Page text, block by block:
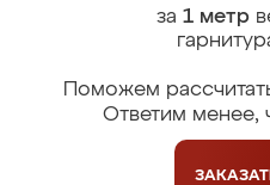
за 1 метр
Поможем
Ответим менее,